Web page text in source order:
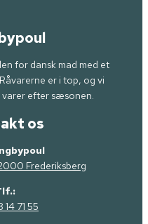
for dansk mad med et
er i top, og vi
varer efter sæsonen.
os
Frederiksberg
71 55